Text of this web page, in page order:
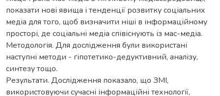
показати нові явища і тенденції розвитку соціальних
медіа для того, щоб визначити ніші в інформаційному
просторі, де соціальні медіа співіснують із мас-медіа.
Методологія. Для дослідження були використані
наступні методи - гіпотетико-дедуктивний, аналізу,
синтезу тощо.
Результати. Дослідження показало, що ЗМІ,
використовуючи сучасні інформаційні технології,